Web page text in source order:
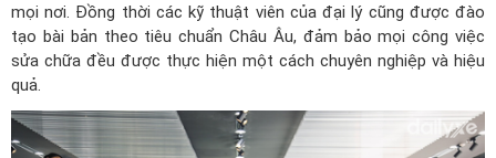
mọi nơi. Đồng thời các kỹ thuật viên của đại lý cũng được đào
tạo bài bản theo tiêu chuẩn Châu Âu, đảm bảo mọi công việc
sửa chữa đều được thực hiện một cách chuyên nghiệp và hiệu
quả.